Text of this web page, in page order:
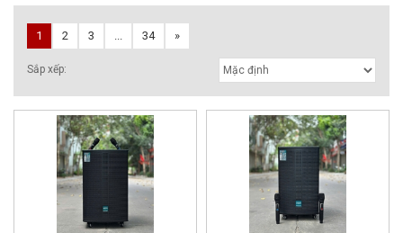
Sắp xếp:
1 2 3 ... 34 »